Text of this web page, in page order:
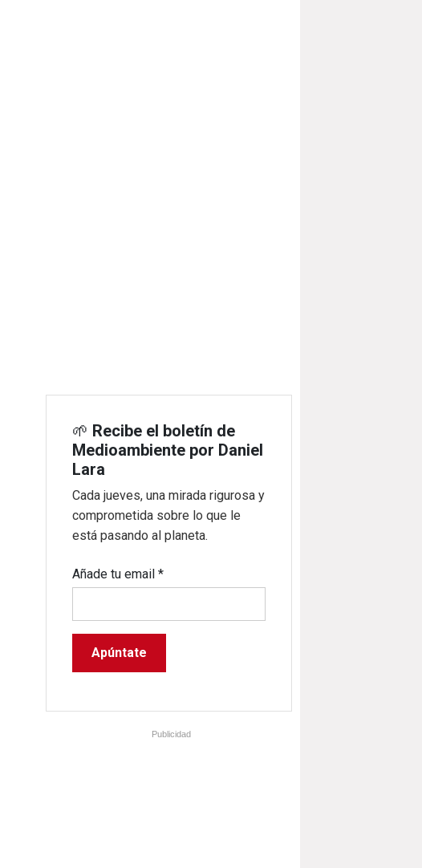
🌱 Recibe el boletín de
Medioambiente por Daniel
Lara
Cada jueves, una mirada rigurosa y
comprometida sobre lo que le
está pasando al planeta.
Añade tu email*
Publicidad